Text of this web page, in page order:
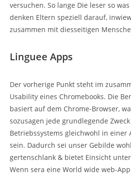
versuchen. So lange Die leser so
denken Eltern speziell darauf,
zusammen mit diesseitigen
Linguee Apps
Der vorherige Punkt steht im
Usability eines Chromebooks. Die
basiert auf dem Chrome-Browser,
sozusagen jede grundlegende
Betriebssystems gleichwohl in einer
sein. Dadurch sei unser Gebilde
gertenschlank & bietet Einsicht
Wenn sera eine World wide web-